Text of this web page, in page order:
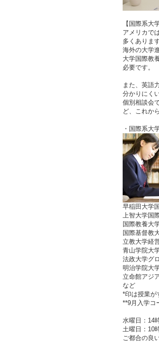
【国際系大
アメリカで
多くありま
海外の大学
大学国際教
必要です。
また、英語
分かりにく
個別相談会
ど、これか
・国際系大
早稲田大学
上智大学国
国際教養大
国際基督教
立教大学経
青山学院大
法政大学グ
明治学院大
立命館アジ
など
*印は授業が
**9月入学コ
水曜日：14
土曜日：10
ご都合の良